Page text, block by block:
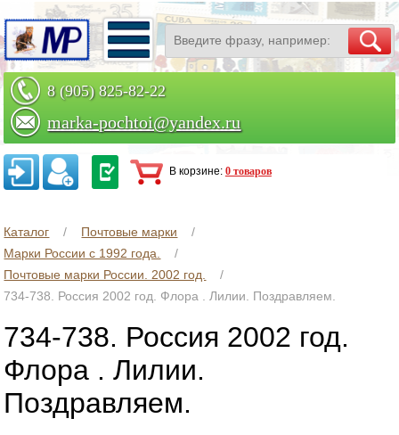
8 (905) 825-82-22
marka-pochtoi@yandex.ru
Заказать по телефону
В корзине: 0 товаров
Каталог
Почтовые марки
Марки России с 1992 года.
Почтовые марки России. 2002 год.
734-738. Россия 2002 год. Флора . Лилии. Поздравляем.
734-738. Россия 2002 год.
Флора . Лилии.
Поздравляем.